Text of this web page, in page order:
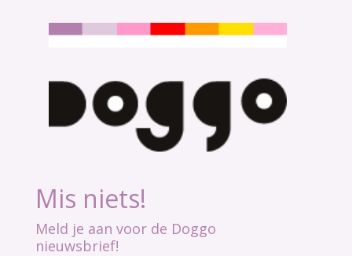
Mis niets!
Meld je aan voor de Doggo
nieuwsbrief!